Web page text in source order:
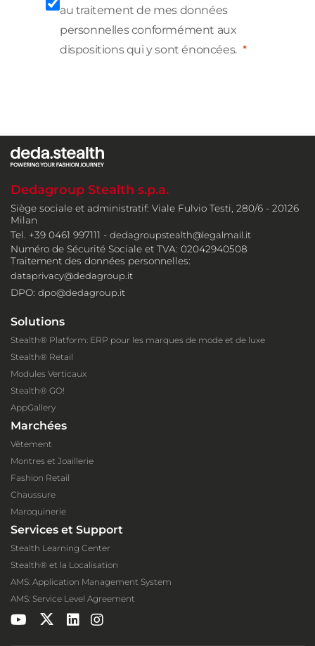
au traitement de mes données
personnelles conformément aux
dispositions qui y sont énoncées.
Dedagroup Stealth s.p.a.
Siège sociale et administratif: Viale Fulvio Testi, 280/6 - 20126
Milan
Tel. +39 0461 997111 - dedagroupstealth@legalmail.it
Numéro de Sécurité Sociale et TVA: 02042940508
Traitement des données personnelles:
dataprivacy@dedagroup.it
DPO: dpo@dedagroup.it
Solutions
Stealth® Platform: ERP pour les marques de mode et de luxe
Stealth® Retail
Modules Verticaux
Stealth® GO!
AppGallery
Marchées
Vêtement
Montres et Joaillerie
Fashion Retail
Chaussure
Maroquinerie
Services et Support
Stealth Learning Center
Stealth® et la Localisation
AMS: Application Management System
AMS: Service Level Agreement